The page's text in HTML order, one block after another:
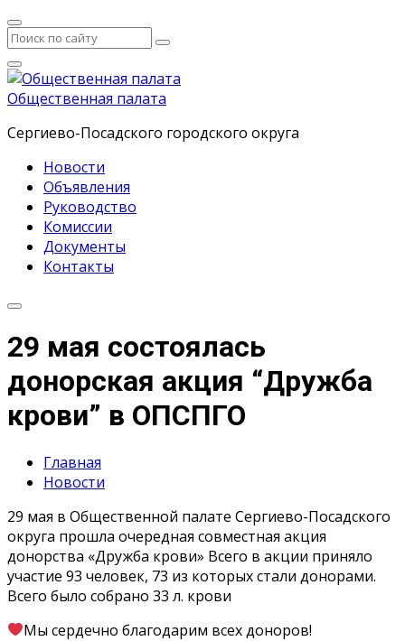
Общественная палата
Сергиево-Посадского городского округа
Новости
Объявления
Руководство
Комиссии
Документы
Контакты
29 мая состоялась
донорская акция “Дружба
крови” в ОПСПГО
Главная
Новости
29 мая в Общественной палате Сергиево-Посадского
округа прошла очередная совместная акция
донорства «Дружба крови» Всего в акции приняло
участие 93 человек, 73 из которых стали донорами.
Всего было собрано 33 л. крови
Мы сердечно благодарим всех доноров!